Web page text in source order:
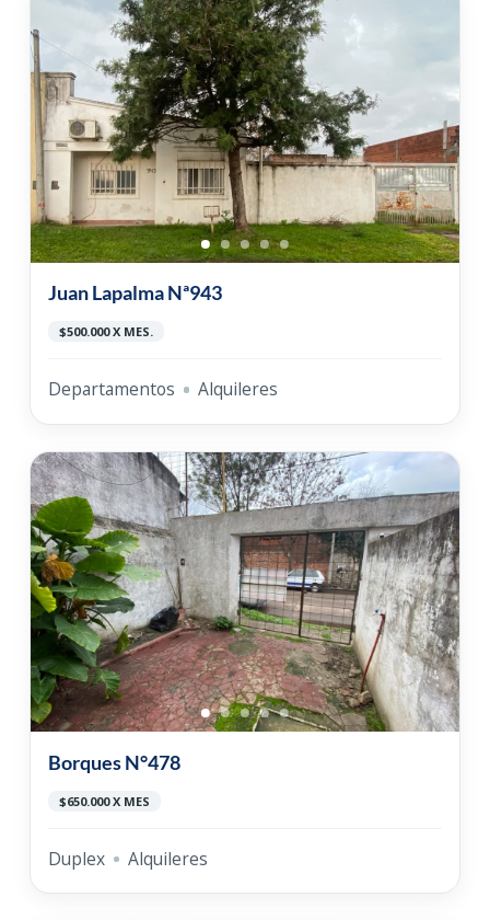
Juan Lapalma Nª943
$500.000 X MES.
Departamentos Alquileres
Borques N°478
$650.000 X MES
Duplex Alquileres